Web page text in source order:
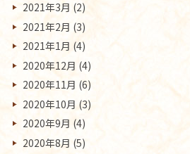
2021年3月 (2)
2021年2月 (3)
2021年1月 (4)
2020年12月 (4)
2020年11月 (6)
2020年10月 (3)
2020年9月 (4)
2020年8月 (5)